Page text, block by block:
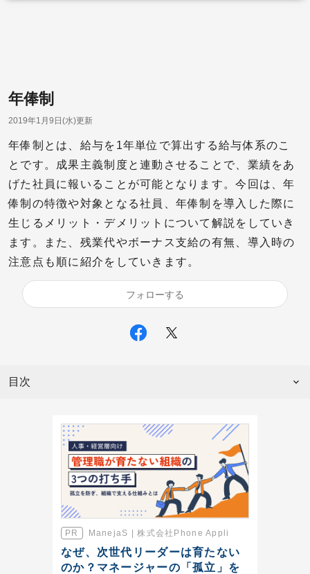
年俸制
2019年1月9日(水)更新
年俸制とは、給与を1年単位で算出する給与体系のこ
とです。成果主義制度と連動させることで、業績をあ
げた社員に報いることが可能となります。今回は、年
俸制の特徴や対象となる社員、年俸制を導入した際に
生じるメリット・デメリットについて解説をしていき
ます。また、残業代やボーナス支給の有無、導入時の
注意点も順に紹介をしていきます。
フォローする
目次
ManejaS | 株式会社Phone Appli
なぜ、次世代リーダーは育たない
のか？マネージャーの「孤立」を